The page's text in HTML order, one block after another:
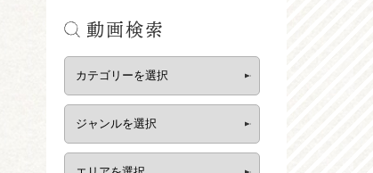
動画検索